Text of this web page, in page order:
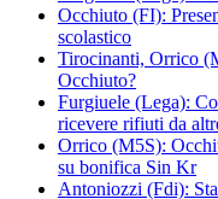
Occhiuto (FI):
scolastico
Tirocinanti, Orrico
Occhiuto?
Furgiuele (Lega):
ricevere rifiuti da
Orrico (M5S):
su bonifica Sin Kr
Antoniozzi (Fdi):